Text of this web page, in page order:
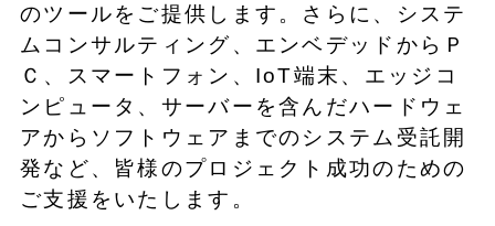
のツールをご提供します。さらに、システ
ムコンサルティング、エンベデッドからＰ
Ｃ、スマートフォン、IoT端末、エッジコ
ンピュータ、サーバーを含んだハードウェ
アからソフトウェアまでのシステム受託開
発など、皆様のプロジェクト成功のための
ご支援をいたします。